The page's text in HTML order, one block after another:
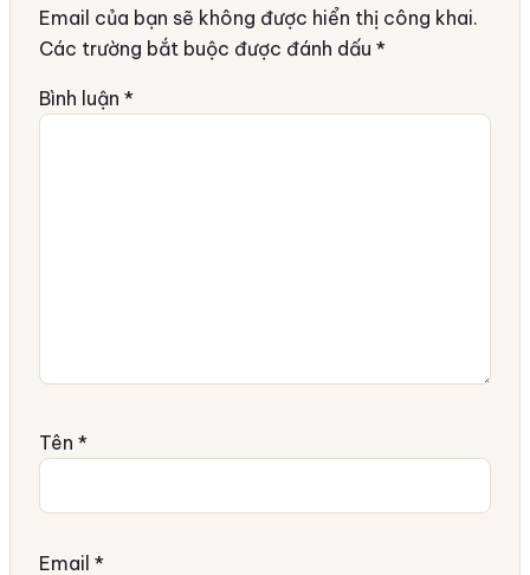
Email của bạn sẽ không được hiển thị công khai.
Các trường bắt buộc được đánh dấu *
Bình luận *
Tên *
Email *